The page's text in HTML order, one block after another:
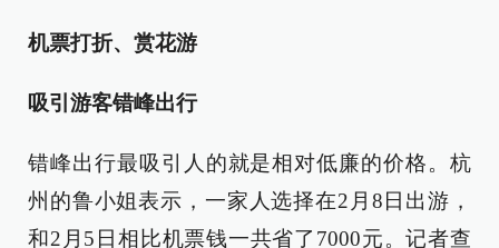
机票打折、赏花游
吸引游客错峰出行
错峰出行最吸引人的就是相对低廉的价格。杭
州的鲁小姐表示，一家人选择在2月8日出游，
和2月5日相比机票钱一共省了7000元。记者查